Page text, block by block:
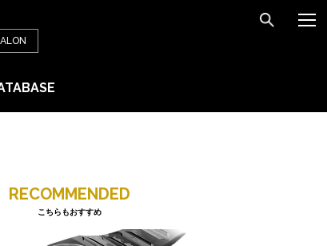
RECOMMENDED
こちらもおすすめ